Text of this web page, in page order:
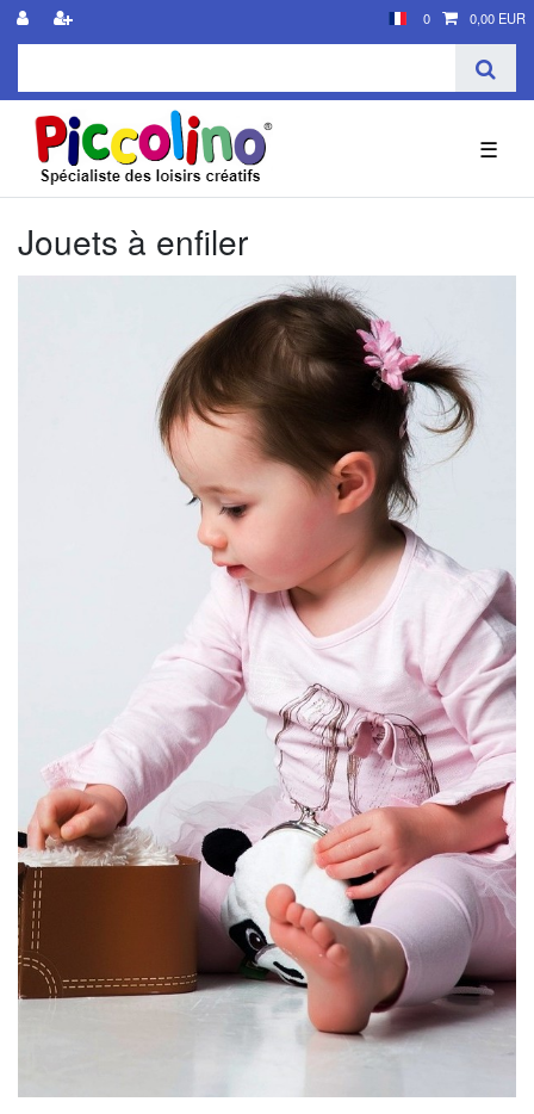
0 0,00 EUR
☰
Jouets à enfiler